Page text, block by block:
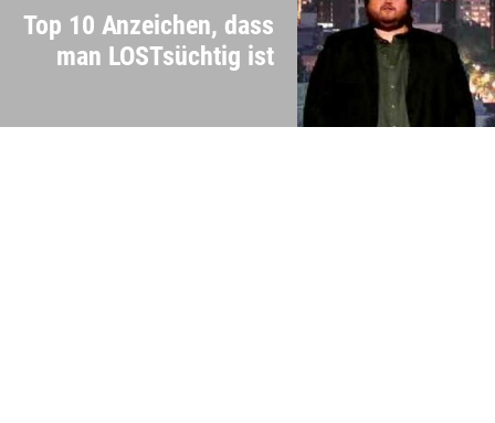
Top 10 Anzeichen, dass
man LOSTsüchtig ist